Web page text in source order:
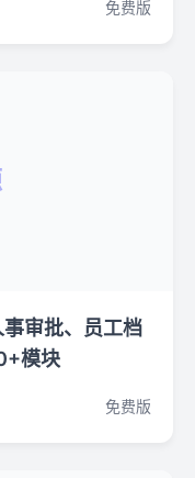
免费版
审批、员工档
模块
免费版